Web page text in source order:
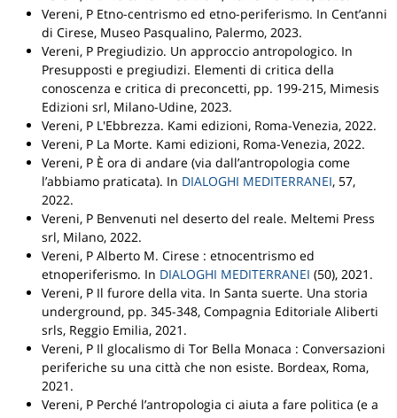
Vereni, P Etno-centrismo ed etno-periferismo. In Cent’anni
di Cirese, Museo Pasqualino, Palermo, 2023.
Vereni, P Pregiudizio. Un approccio antropologico. In
Presupposti e pregiudizi. Elementi di critica della
conoscenza e critica di preconcetti, pp. 199-215, Mimesis
Edizioni srl, Milano-Udine, 2023.
Vereni, P L'Ebbrezza. Kami edizioni, Roma-Venezia, 2022.
Vereni, P La Morte. Kami edizioni, Roma-Venezia, 2022.
Vereni, P È ora di andare (via dall’antropologia come
l’abbiamo praticata). In DIALOGHI MEDITERRANEI, 57,
2022.
Vereni, P Benvenuti nel deserto del reale. Meltemi Press
srl, Milano, 2022.
Vereni, P Alberto M. Cirese : etnocentrismo ed
etnoperiferismo. In DIALOGHI MEDITERRANEI (50), 2021.
Vereni, P Il furore della vita. In Santa suerte. Una storia
underground, pp. 345-348,Compagnia Editoriale Aliberti
srls, Reggio Emilia, 2021.
Vereni, P Il glocalismo di Tor Bella Monaca : Conversazioni
periferiche su una città che non esiste. Bordeax, Roma,
2021.
Vereni, P Perché l’antropologia ci aiuta a fare politica (e a